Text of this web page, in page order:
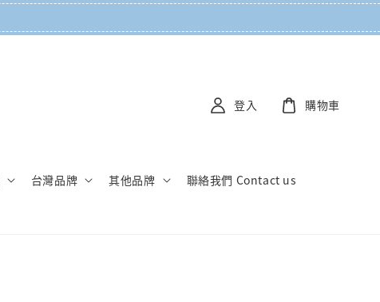
台灣品牌 其他品牌 聯絡我們 Contact us
登入 購物車